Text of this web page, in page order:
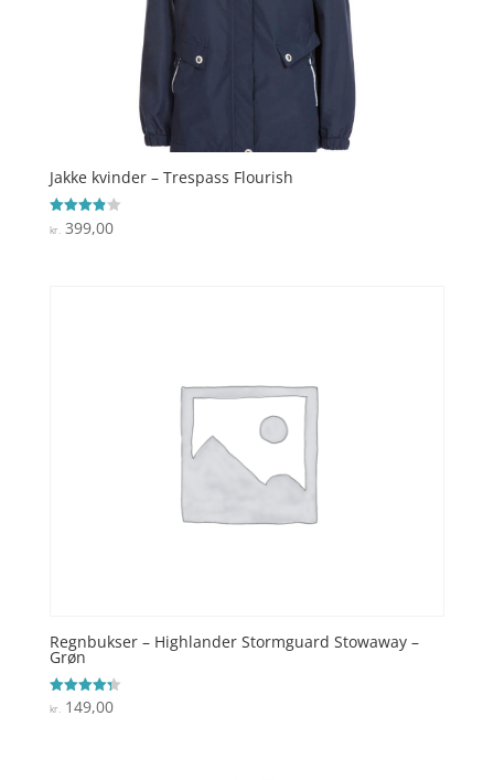
Jakke kvinder – Trespass Flourish
Vurderet
3.9
kr. 399,00
Regnbukser – Highlander Stormguard Stowaway –
Grøn
Vurderet
4.3
kr.149,00